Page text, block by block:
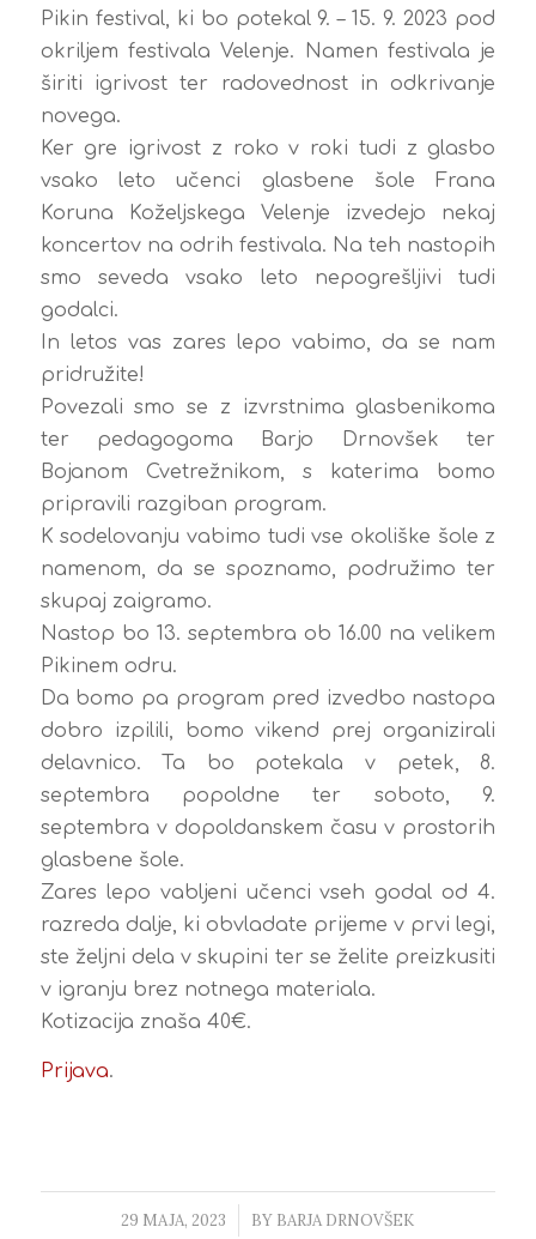
Pikin festival, ki bo potekal 9. – 15. 9. 2023 pod
okriljem festivala Velenje. Namen festivala je
širiti igrivost ter radovednost in odkrivanje
novega.
Ker gre igrivost z roko v roki tudi z glasbo
vsako leto učenci glasbene šole Frana
Koruna Koželjskega Velenje izvedejo nekaj
koncertov na odrih festivala. Na teh nastopih
smo seveda vsako leto nepogrešljivi tudi
godalci.
In letos vas zares lepo vabimo, da se nam
pridružite!
Povezali smo se z izvrstnima glasbenikoma
ter pedagogoma Barjo Drnovšek ter
Bojanom Cvetrežnikom, s katerima bomo
pripravili razgiban program.
K sodelovanju vabimo tudi vse okoliške šole z
namenom, da se spoznamo, podružimo ter
skupaj zaigramo.
Nastop bo 13. septembra ob 16.00 na velikem
Pikinem odru.
Da bomo pa program pred izvedbo nastopa
dobro izpilili, bomo vikend prej organizirali
delavnico. Ta bo potekala v petek, 8.
septembra popoldne ter soboto, 9.
septembra v dopoldanskem času v prostorih
glasbene šole.
Zares lepo vabljeni učenci vseh godal od 4.
razreda dalje, ki obvladate prijeme v prvi legi,
ste željni dela v skupini ter se želite preizkusiti
v igranju brez notnega materiala.
Kotizacija znaša 40€.
Prijava.
29 MAJA, 2023
/ BY BARJA DRNOVŠEK